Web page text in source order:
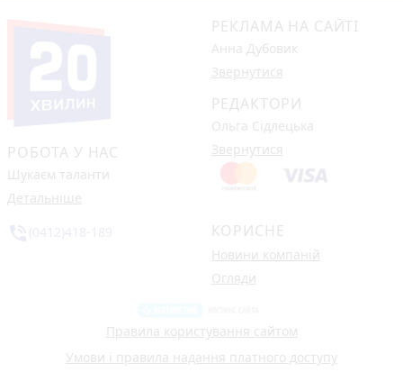
РОБОТА У НАС
Шукаєм таланти
Детальніше
РЕКЛАМА НА САЙТІ
Анна Дубовик
Звернутися
РЕДАКТОРИ
Ольга Сідлецька
Звернутися
КОРИСНЕ
Новини компаній
Огляди
Правила користування сайтом
Умови і правила надання платного доступу